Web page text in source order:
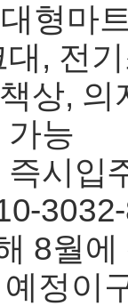
형마
, 전
상, 의
가능
즉시입
월에
정이